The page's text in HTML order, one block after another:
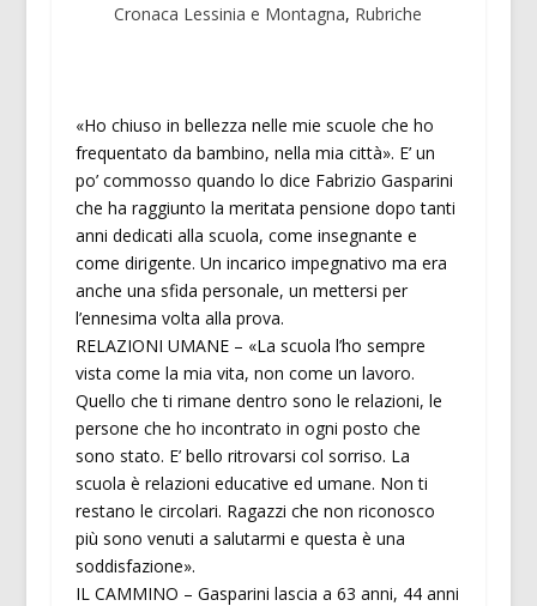
Cronaca Lessinia e Montagna, Rubriche
«Ho chiuso in bellezza nelle mie scuole che ho
frequentato da bambino, nella mia città». E’ un
po’ commosso quando lo dice Fabrizio Gasparini
che ha raggiunto la meritata pensione dopo tanti
anni dedicati alla scuola, come insegnante e
come dirigente. Un incarico impegnativo ma era
anche una sfida personale, un mettersi per
l’ennesima volta alla prova.
RELAZIONI UMANE – «La scuola l’ho sempre
vista come la mia vita, non come un lavoro.
Quello che ti rimane dentro sono le relazioni, le
persone che ho incontrato in ogni posto che
sono stato. E’ bello ritrovarsi col sorriso. La
scuola è relazioni educative ed umane. Non ti
restano le circolari. Ragazzi che non riconosco
più sono venuti a salutarmi e questa è una
soddisfazione».
IL CAMMINO – Gasparini lascia a 63 anni, 44 anni